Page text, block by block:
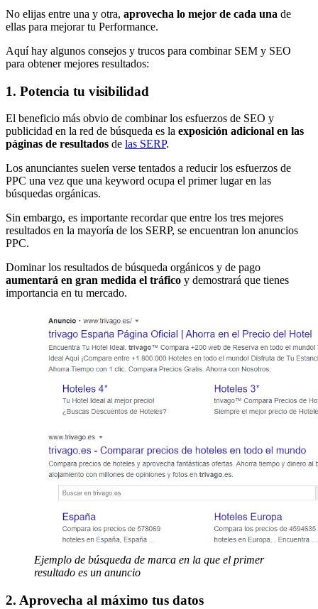
No elijas entre una y otra, aprovecha lo mejor de cada una de
ellas para mejorar tu Performance.
Aquí hay algunos consejos y trucos para combinar SEM y SEO
para obtener mejores resultados:
1. Potencia tu visibilidad
El beneficio más obvio de combinar los esfuerzos de SEO y
publicidad en la red de búsqueda es la exposición adicional en las
páginas de resultados de las SERP.
Los anunciantes suelen verse tentados a reducir los esfuerzos de
PPC una vez que una keyword ocupa el primer lugar en las
búsquedas orgánicas.
Sin embargo, es importante recordar que entre los tres mejores
resultados en la mayoría de los SERP, se encuentran lon anuncios
PPC.
Dominar los resultados de búsqueda orgánicos y de pago
aumentará en gran medida el tráfico y demostrará que tienes
importancia en tu mercado.
Ejemplo de búsqueda de marca en la que el primer
resultado es un anuncio
2. Aprovecha al máximo tus datos